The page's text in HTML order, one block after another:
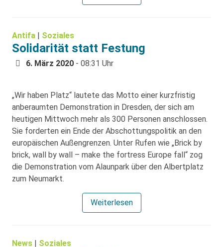
Antifa | Soziales
Solidarität statt Festung
6. März 2020 - 08:31 Uhr
„Wir haben Platz“ lautete das Motto einer kurzfristig
anberaumten Demonstration in Dresden, der sich am
heutigen Mittwoch mehr als 300 Personen anschlossen.
Sie forderten ein Ende der Abschottungspolitik an den
europäischen Außengrenzen. Unter Rufen wie „Brick by
brick, wall by wall – make the fortress Europe fall“ zog
die Demonstration vom Alaunpark über den Albertplatz
zum Neumarkt.
Weiterlesen
News | Soziales